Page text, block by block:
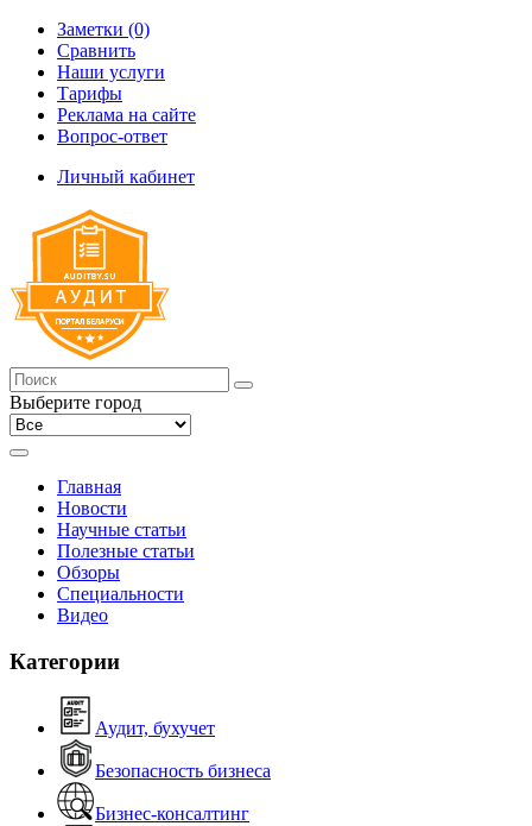
Заметки (0)
Сравнить
Наши услуги
Тарифы
Реклама на сайте
Вопрос-ответ
Личный кабинет
Выберите город
Главная
Новости
Научные статьи
Полезные статьи
Обзоры
Специальности
Видео
Категории
Аудит, бухучет
Безопасность бизнеса
Бизнес-консалтинг